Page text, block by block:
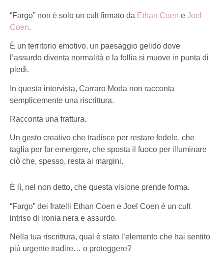
“Fargo” non è solo un cult firmato da Ethan Coen e Joel
Coen.
È un territorio emotivo, un paesaggio gelido dove
l’assurdo diventa normalità e la follia si muove in punta di
piedi.
In questa intervista, Carraro Moda non racconta
semplicemente una riscrittura.
Racconta una frattura.
Un gesto creativo che tradisce per restare fedele, che
taglia per far emergere, che sposta il fuoco per illuminare
ciò che, spesso, resta ai margini.
È lì, nel non detto, che questa visione prende forma.
“Fargo” dei fratelli Ethan Coen e Joel Coen è un cult
intriso di ironia nera e assurdo.
Nella tua riscrittura, qual è stato l’elemento che hai sentito
più urgente tradire… o proteggere?